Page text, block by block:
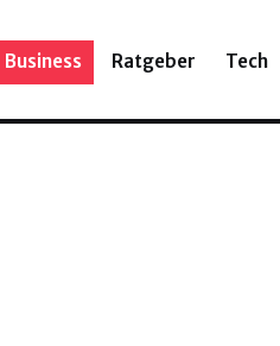
Business Ratgeber Tech